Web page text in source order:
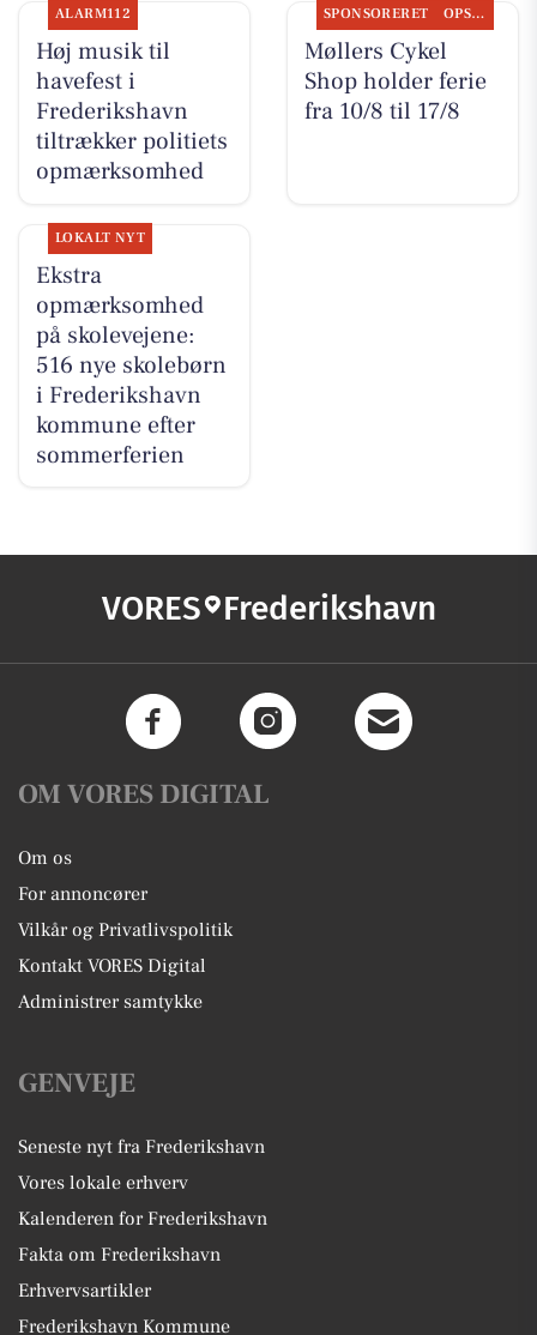
ALARM112
Høj musik til
havefest i
Frederikshavn
tiltrækker politiets
opmærksomhed
SPONSORERET OPSLAGSTAVLEN
Møllers Cykel
Shop holder ferie
fra 10/8 til 17/8
LOKALT NYT
Ekstra
opmærksomhed
på skolevejene:
516 nye skolebørn
i Frederikshavn
kommune efter
sommerferien
VORES Frederikshavn
OM VORES DIGITAL
Om os
For annoncører
Vilkår og Privatlivspolitik
Kontakt VORES Digital
Administrer samtykke
GENVEJE
Seneste nyt fra Frederikshavn
Vores lokale erhverv
Kalenderen for Frederikshavn
Fakta om Frederikshavn
Erhvervsartikler
Frederikshavn Kommune